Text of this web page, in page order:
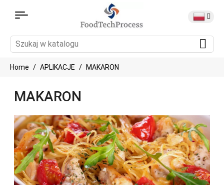
Home APLIKACJE MAKARON
MAKARON